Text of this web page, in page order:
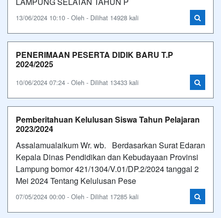
13/06/2024 10:10 - Oleh - Dilihat 14928 kali
PENERIMAAN PESERTA DIDIK BARU T.P
2024/2025
10/06/2024 07:24 - Oleh - Dilihat 13433 kali
Pemberitahuan Kelulusan Siswa Tahun Pelajaran
2023/2024
Assalamualaikum Wr. wb. Berdasarkan Surat Edaran
Kepala Dinas Pendidikan dan Kebudayaan Provinsi
Lampung bomor 421/1304/V.01/DP.2/2024 tanggal 2
Mei 2024 Tentang Kelulusan Pese
07/05/2024 00:00 - Oleh - Dilihat 17285 kali